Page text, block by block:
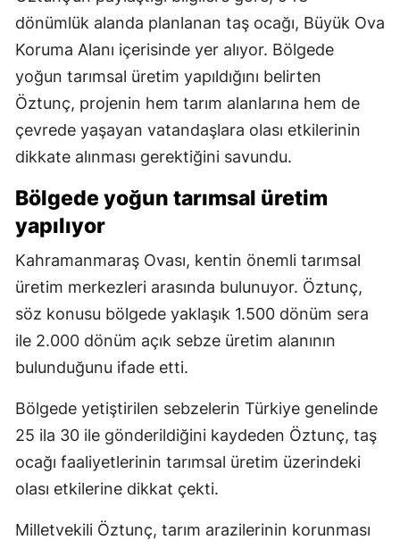
dönümlük alanda planlanan taş ocağı, Büyük Ova
Koruma Alanı içerisinde yer alıyor. Bölgede
yoğun tarımsal üretim yapıldığını belirten
Öztunç, projenin hem tarım alanlarına hem de
çevrede yaşayan vatandaşlara olası etkilerinin
dikkate alınması gerektiğini savundu.
Bölgede yoğun tarımsal üretim
yapılıyor
Kahramanmaraş Ovası, kentin önemli tarımsal
üretim merkezleri arasında bulunuyor. Öztunç,
söz konusu bölgede yaklaşık 1.500 dönüm sera
ile 2.000 dönüm açık sebze üretim alanının
bulunduğunu ifade etti.
Bölgede yetiştirilen sebzelerin Türkiye genelinde
25 ila 30 ile gönderildiğini kaydeden Öztunç, taş
ocağı faaliyetlerinin tarımsal üretim üzerindeki
olası etkilerine dikkat çekti.
Milletvekili Öztunç, tarım arazilerinin korunması